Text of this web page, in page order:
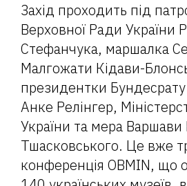
Захід проходить під
Верховної Ради України
Стефанчука, маршалка
Малгожати Кідави-
президентки
Анке Релінгер,
України та мера
Тшасковського. Це вже
конференція OBMIN, що